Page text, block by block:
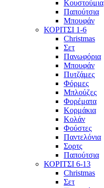
Κουστούμια
Παπούτσια
Μπουφάν
ΚΟΡΙΤΣΙ 1-6
Christmas
Σετ
Πανωφόρια
Μπουφάν
Πυτζάμες
Φόρμες
Μπλούζες
Φορέματα
Κορμάκια
Κολάν
Φούστες
Παντελόνια
Σορτς
Παπούτσια
ΚΟΡΙΤΣΙ 6-13
Christmas
Σετ